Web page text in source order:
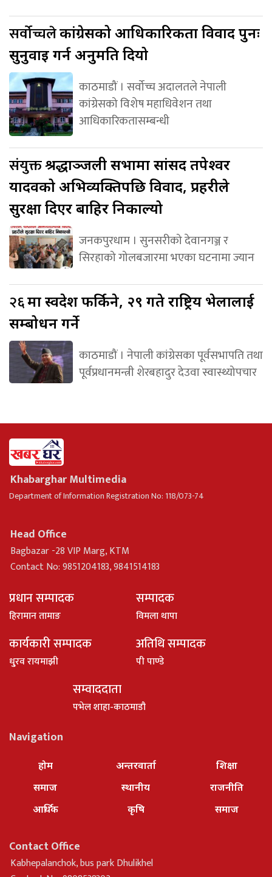
सर्वोच्चलेकांग्रेसको आधिकारिकता विवाद पुनः
सुनुवाइ गर्न अनुमति दियो
काठमाडौं । सर्वोच्च अदालतले नेपाली
कांग्रेसको विशेष महाधिवेशन तथा
आधिकारिकतासम्बन्धी
संयुक्तश्रद्धाञ्जली सभामा सांसद तपेश्वर
यादवको अभिव्यक्तिपछि विवाद, प्रहरीले
सुरक्षा दिएर बाहिर निकाल्यो
जनकपुरधाम । सुनसरीको देवानगञ्ज र
सिरहाको गोलबजारमा भएका घटनामा ज्यान
२६मा स्वदेश फर्किने, २९ गते राष्ट्रिय भेलालाई
सम्बोधन गर्ने
काठमाडौं । नेपाली कांग्रेसका पूर्वसभापति तथा
पूर्वप्रधानमन्त्री शेरबहादुर देउवा स्वास्थ्योपचार
Khabarghar Multimedia
Department of Information Registration No: 118/073-74
Head Office
Bagbazar -28 VIP Marg, KTM
Contact No: 9851204183, 9841514183
प्रधान सम्पादक
हिरामान तामाङ
सम्पादक
विमला थापा
कार्यकारी सम्पादक
धु्रव रायमाझी
अतिथि सम्पादक
पी पाण्डे
सम्वाददाता
पभेल शाहा-काठमाडौ
Navigation
होम
समाज
आर्थिक
अन्तरवार्ता
स्थानीय
कृषि
शिक्षा
राजनीति
समाज
Contact Office
Kabhepalanchok, bus park Dhulikhel